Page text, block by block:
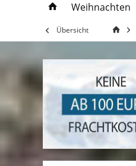
Weihnachten
Übersicht